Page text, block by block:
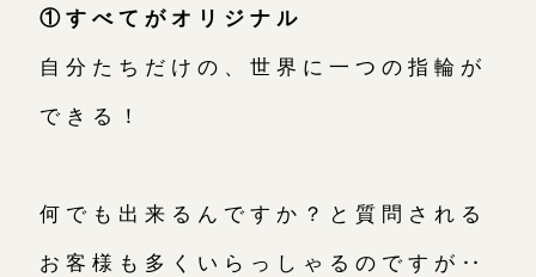
①すべてがオリジナル
自分たちだけの、世界に一つの指輪が
できる！
何でも出来るんですか？と質問される
お客様も多くいらっしゃるのですが‥